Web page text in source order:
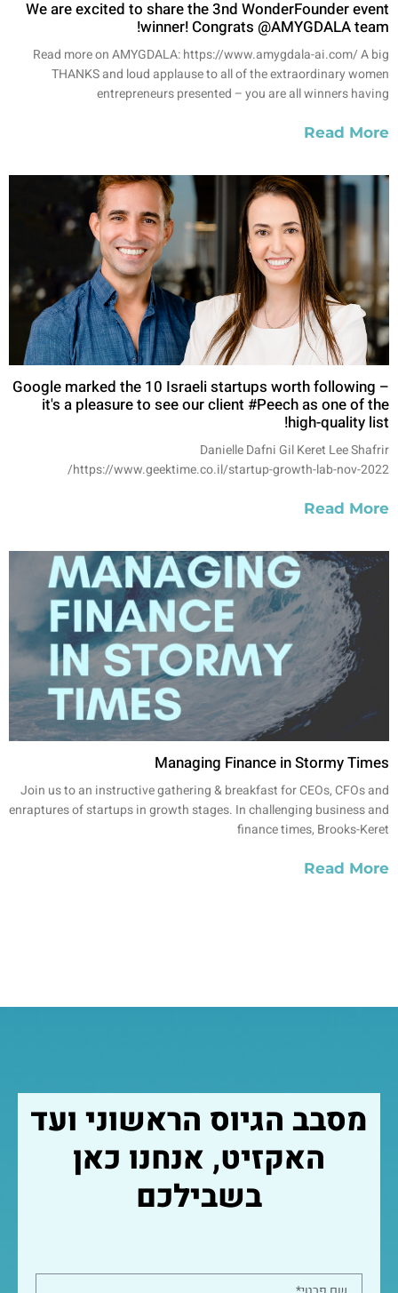
We are excited to share the 3nd WonderFounder event
winner! Congrats @AMYGDALA team!
Read more on AMYGDALA: https://www.amygdala-ai.com/ A big
THANKS and loud applause to all of the extraordinary women
entrepreneurs presented – you are all winners having
Read More
Google marked the 10 Israeli startups worth following –
it's a pleasure to see our client #Peech as one of the
high-quality list!
Danielle Dafni Gil Keret Lee Shafrir
https://www.geektime.co.il/startup-growth-lab-nov-2022/
Read More
Managing Finance in Stormy Times
Join us to an instructive gathering & breakfast for CEOs, CFOs and
enraptures of startups in growth stages. In challenging business and
finance times, Brooks-Keret
Read More
מסבב הגיוס הראשוני ועד
האקזיט, אנחנו כאן
בשבילכם